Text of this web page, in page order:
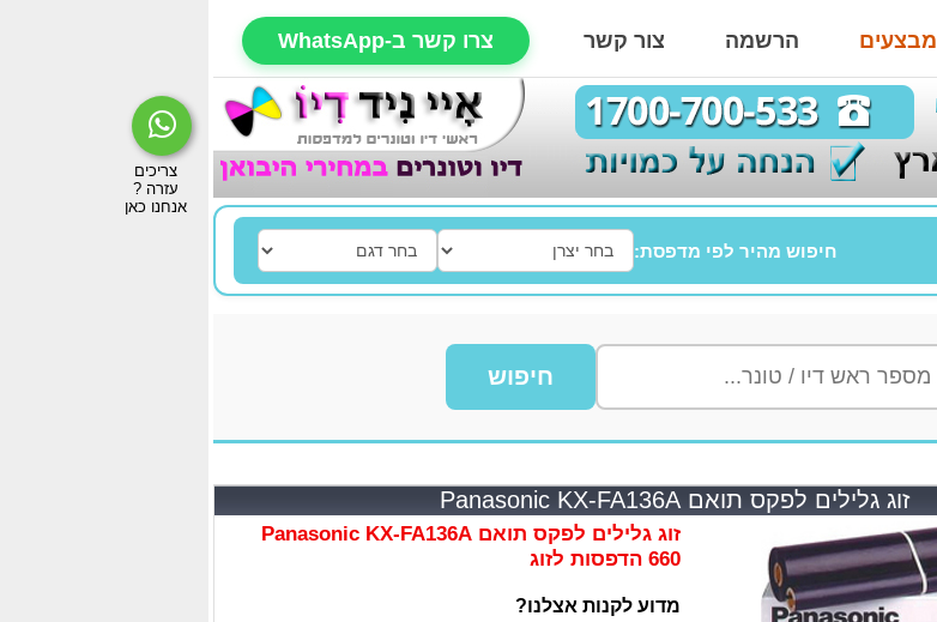
מבצעים הרשמה צור קשר צרו קשר ב-WhatsApp
חיפוש מהיר לפי מדפסת:
חיפוש
זוג גלילים לפקס תואם Panasonic KX-FA136A
זוג גלילים לפקס תואם Panasonic KX-FA136A
660 הדפסות לזוג
מדוע לקנות אצלנו?